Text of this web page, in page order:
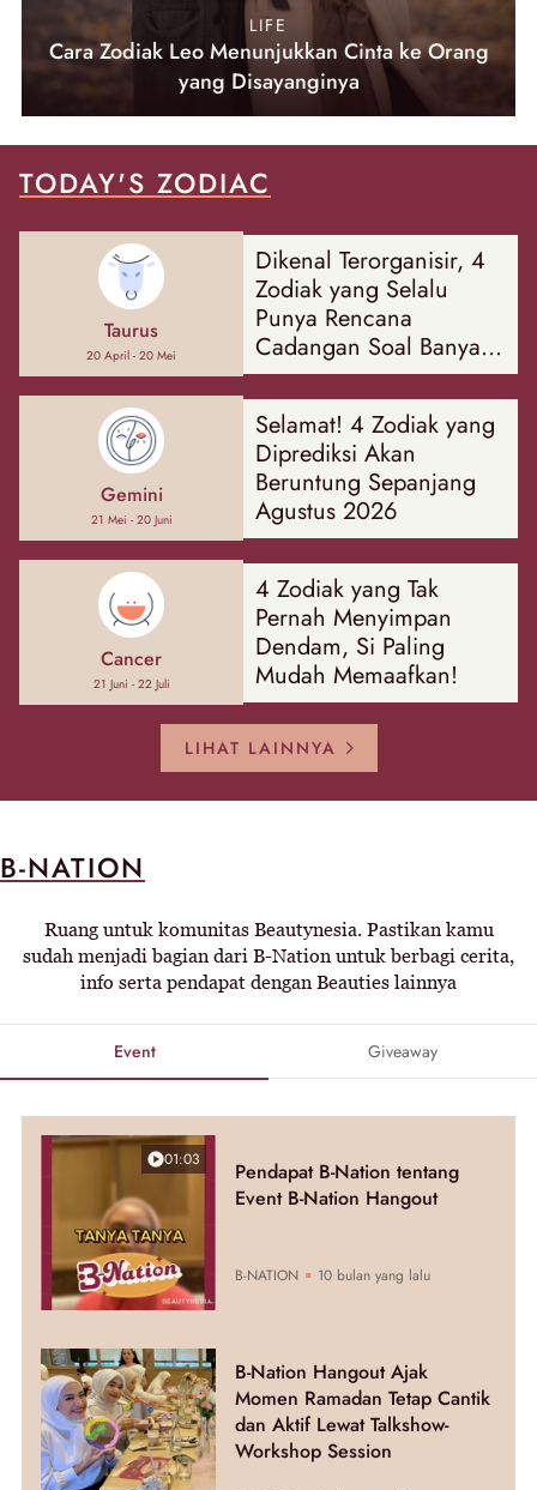
LIFE
Cara Zodiak Leo Menunjukkan Cinta ke Orang
yang Disayanginya
TODAY'S ZODIAC
Taurus
20 April - 20 Mei
Dikenal Terorganisir, 4
Zodiak yang Selalu
Punya Rencana
Cadangan Soal Banyak
Hal
Gemini
21 Mei - 20 Juni
Selamat! 4 Zodiak yang
Diprediksi Akan
Beruntung Sepanjang
Agustus 2026
Cancer
21 Juni - 22 Juli
4 Zodiak yang Tak
Pernah Menyimpan
Dendam, Si Paling
Mudah Memaafkan!
LIHAT LAINNYA
B-NATION
Ruang untuk komunitas Beautynesia. Pastikan kamu
sudah menjadi bagian dari B-Nation untuk berbagi cerita,
info serta pendapat dengan Beauties lainnya
Event Giveaway
01:03
Pendapat B-Nation tentang
Event B-Nation Hangout
B-NATION 10 bulan yang lalu
B-Nation Hangout Ajak
Momen Ramadan Tetap Cantik
dan Aktif Lewat Talkshow-
Workshop Session